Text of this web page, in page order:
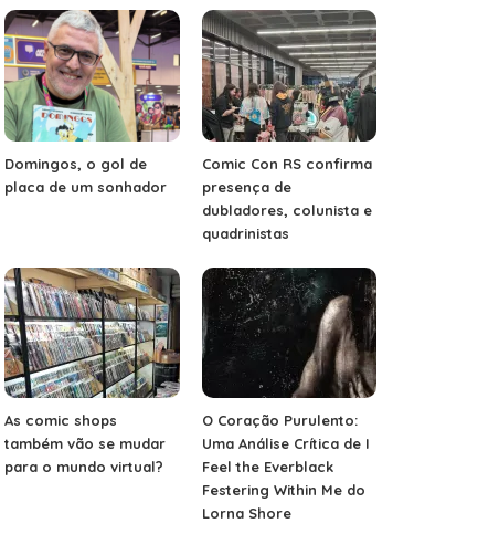
Domingos, o gol de
placa de um sonhador
Comic Con RS confirma
presença de
dubladores, colunista e
quadrinistas
As comic shops
também vão se mudar
para o mundo virtual?
O Coração Purulento:
Uma Análise Crítica de I
Feel the Everblack
Festering Within Me do
Lorna Shore